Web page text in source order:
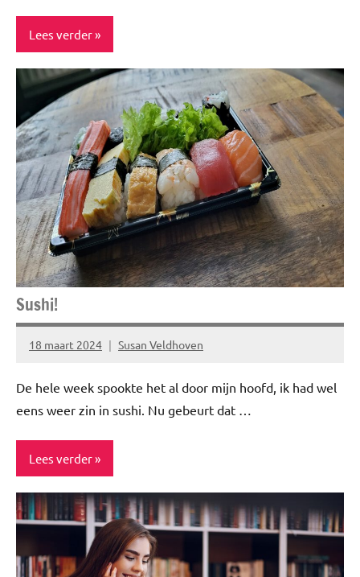
Lees verder
Lifestyle
Relatie
Spiritualiteit
Spiritualiteit
&
minfullness
Sushi!
18 maart 2024 Susan Veldhoven
Geen
De hele week spookte het al door mijn hoofd, ik had wel
eens weer zin in sushi. Nu gebeurt dat …
Lees verder
Blog
&